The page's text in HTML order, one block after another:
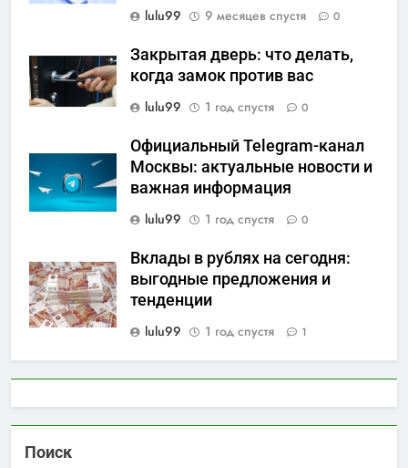
lulu99
9 месяцев спустя 0
Закрытая дверь: что делать,
когда замок против вас
lulu99
1 год спустя 0
Официальный Telegram-канал
Москвы: актуальные новости и
важная информация
lulu99
1 год спустя 0
Вклады в рублях на сегодня:
выгодные предложения и
тенденции
lulu99
1 год спустя 1
Поиск